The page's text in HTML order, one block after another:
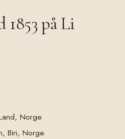
på Li
Norge
Biri, Norge